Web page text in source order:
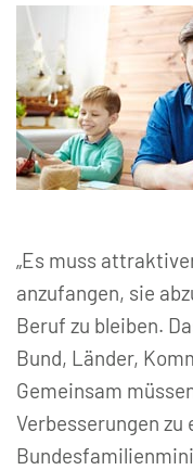
„Es muss
anzufangen, sie
Beruf zu bleiben.
Bund, Länder,
Gemeinsam
Verbesserungen